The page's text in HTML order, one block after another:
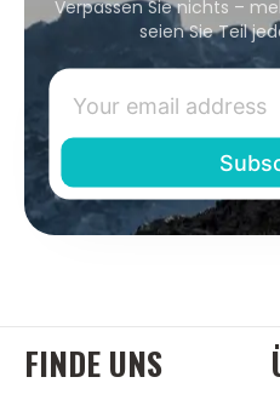
Verpassen Sie nichts –
seien Sie Teil
FINDE UNS